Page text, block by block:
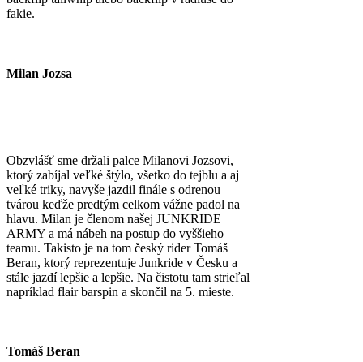
fakie.
Milan Jozsa
Obzvlášť sme držali palce Milanovi Jozsovi,
ktorý zabíjal veľké štýlo, všetko do tejblu a aj
veľké triky, navyše jazdil finále s odrenou
tvárou keďže predtým celkom vážne padol na
hlavu. Milan je členom našej JUNKRIDE
ARMY a má nábeh na postup do vyššieho
teamu. Takisto je na tom český rider Tomáš
Beran, ktorý reprezentuje Junkride v Česku a
stále jazdí lepšie a lepšie. Na čistotu tam strieľal
napríklad flair barspin a skončil na 5. mieste.
Tomáš Beran